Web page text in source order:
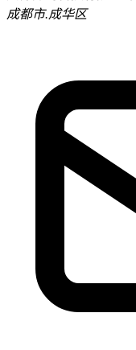
成都市.成华区